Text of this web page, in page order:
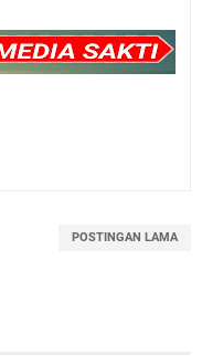
POSTINGAN LAMA